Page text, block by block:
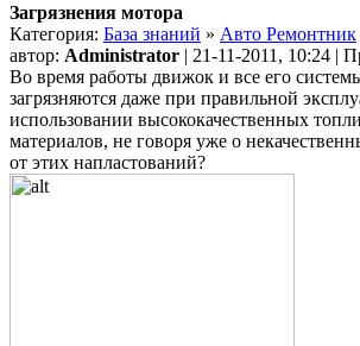
Загрязнения мотора
Категория: База знаний » Авто Ремонтник
автор: Administrator | 21-11-2011, 10:24 |
Во время работы движок и все его
загрязняются даже при правильной
использовании высококачественных
материалов, не говоря уже о
от этих напластований?